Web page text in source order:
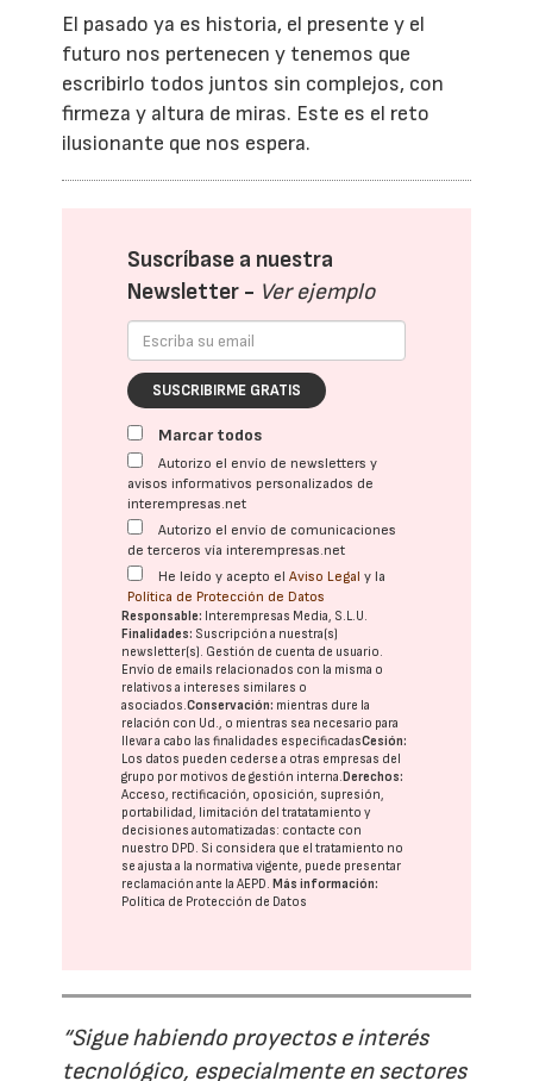
El pasado ya es historia, el presente y el
futuro nos pertenecen y tenemos que
escribirlo todos juntos sin complejos, con
firmeza y altura de miras. Este es el reto
ilusionante que nos espera.
Suscríbase a nuestra
Newsletter - Ver ejemplo
SUSCRIBIRME GRATIS
Marcar todos
Autorizo el envío de newsletters y
avisos informativos personalizados de
interempresas.net
Autorizo el envío de comunicaciones
de terceros vía interempresas.net
He leído y acepto elAviso Legal y la
Política de Protección de Datos
Responsable: Interempresas Media, S.L.U.
Finalidades: Suscripción a nuestra(s)
newsletter(s). Gestión de cuenta de usuario.
Envío de emails relacionados con la misma o
relativos a intereses similares o
asociados.Conservación: mientras dure la
relación con Ud., o mientras sea necesario para
llevar a cabo las finalidades especificadasCesión:
Los datos pueden cederse a otras empresas del
grupo por motivos de gestión interna. Derechos:
Acceso, rectificación, oposición, supresión,
portabilidad, limitación del tratatamiento y
decisiones automatizadas: contacte con
nuestro DPD. Si considera que el tratamiento no
se ajusta a la normativa vigente, puede presentar
reclamación ante laAEPD. Más información:
Política de Protección de Datos
“Sigue habiendo proyectos e interés
tecnológico, especialmente en sectores